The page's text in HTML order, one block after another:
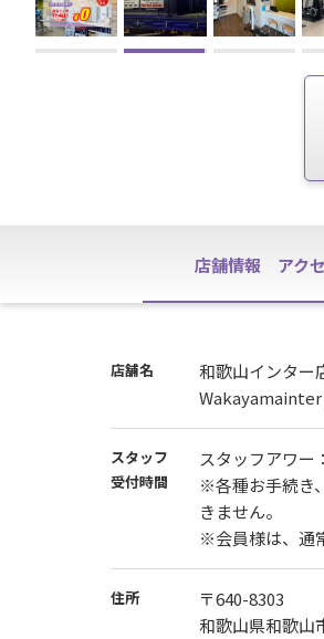
店舗情報 アク
店舗名
和歌山インター
Wakayamainter
スタッフ
受付時間
スタッフアワー
※各種お手続き
きません。
※会員様は、通
住所
〒640-8303
和歌山県和歌山